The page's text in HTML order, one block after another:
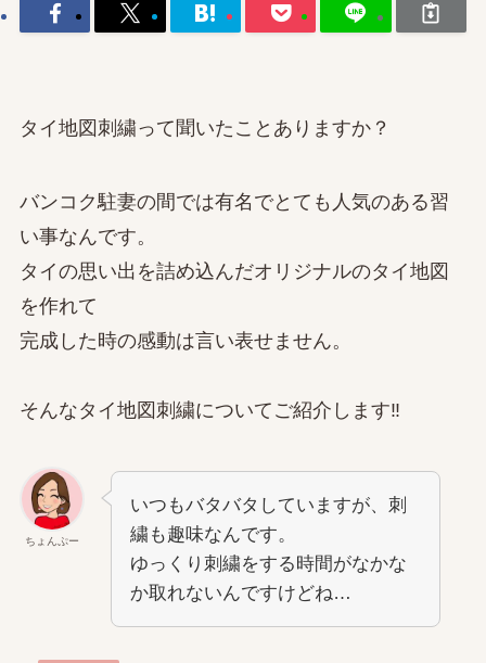
タイ地図刺繍って聞いたことありますか？
バンコク駐妻の間では有名でとても人気のある習
い事なんです。
タイの思い出を詰め込んだオリジナルのタイ地図
を作れて
完成した時の感動は言い表せません。
そんなタイ地図刺繍についてご紹介します‼
ちょんぷー
いつもバタバタしていますが、刺
繍も趣味なんです。
ゆっくり刺繍をする時間がなかな
か取れないんですけどね…